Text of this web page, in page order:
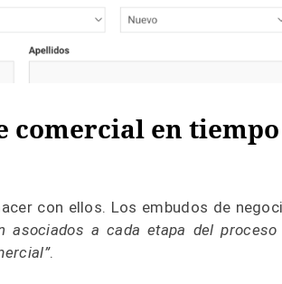
comercial en tiempo
con ellos. Los embudos de
asociados a cada etapa del proceso
.